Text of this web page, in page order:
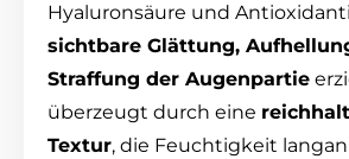
Hyaluronsäure und
sichtbare Glättung,
Straffung der Augenpartie
überzeugt durch eine
Textur, die Feuchtigkeit